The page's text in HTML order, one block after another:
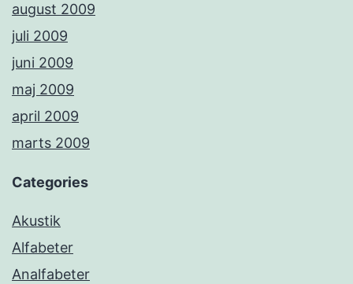
august 2009
juli 2009
juni 2009
maj 2009
april 2009
marts 2009
Categories
Akustik
Alfabeter
Analfabeter